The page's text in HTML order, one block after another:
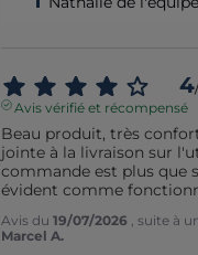
4
Avis vérifié et récompensé
Beau produit, très
jointe à la livraison sur
commande est plus que
évident comme
Avis du 19/07/2026 , suite à
Marcel A.